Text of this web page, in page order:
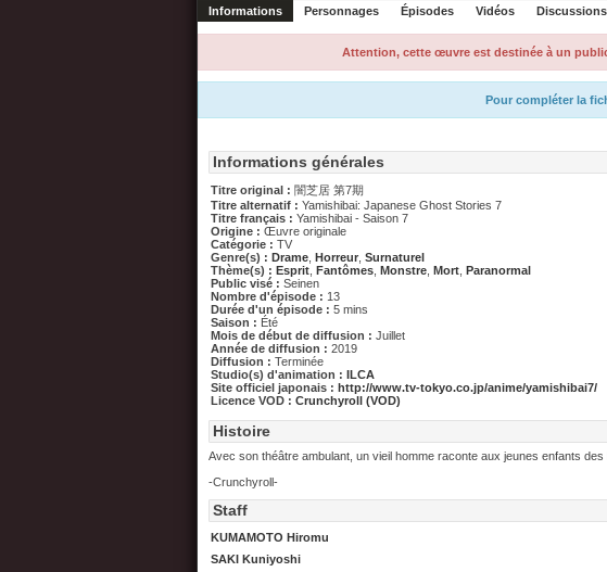
Informations Personnages Épisodes Vidéos Discussions
Attention, cette œuvre est destinée à un
Pour compléter la
Informations générales
Titre original : 闇芝居 第7期
Titre alternatif : Yamishibai: Japanese Ghost Stories 7
Titre français : Yamishibai - Saison 7
Origine : Œuvre originale
Catégorie : TV
Genre(s) : Drame Horreur Surnaturel
Thème(s) : Esprit Fantômes Monstre Mort Paranormal
Public visé : Seinen
Nombre d'épisode : 13
Durée d'un épisode : 5 mins
Saison : Été
Mois de début de diffusion : Juillet
Année de diffusion : 2019
Diffusion : Terminée
Studio(s) d'animation : ILCA
Site officiel japonais : http://www.tv-tokyo.co.jp/anime/yamishibai7/
Licence VOD : Crunchyroll (VOD)
Histoire
Avec son théâtre ambulant, un vieil homme raconte aux jeunes enfants des
-Crunchyroll-
Staff
KUMAMOTO Hiromu
SAKI Kuniyoshi